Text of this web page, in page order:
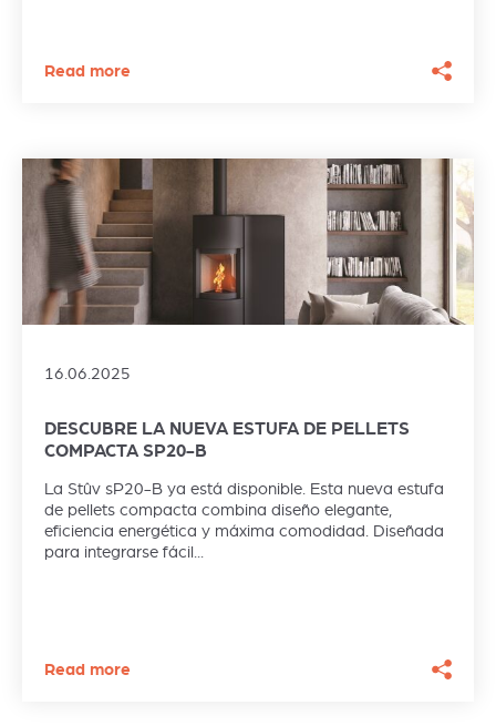
Read more
16.06.2025
DESCUBRE LA NUEVA ESTUFA DE PELLETS
COMPACTA SP20-B
La Stûv sP20-B ya está disponible. Esta nueva estufa
de pellets compacta combina diseño elegante,
eficiencia energética y máxima comodidad. Diseñada
para integrarse fácil...
Read more